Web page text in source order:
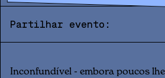
Partilhar evento:
Inconfundível - embora poucos